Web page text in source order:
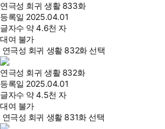
연극성 회귀 생활 833화
등록일 2025.04.01
글자수 약 4.6천 자
대여 불가
연극성 회귀 생활 832화 선택
연극성 회귀 생활 832화
등록일 2025.04.01
글자수 약 4.5천 자
대여 불가
연극성 회귀 생활 831화 선택